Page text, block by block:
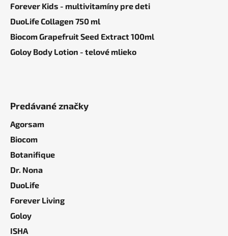
Forever Kids - multivitamíny pre deti
DuoLife Collagen 750 ml
Biocom Grapefruit Seed Extract 100ml
Goloy Body Lotion - telové mlieko
Predávané značky
Agorsam
Biocom
Botanifique
Dr. Nona
DuoLife
Forever Living
Goloy
ISHA